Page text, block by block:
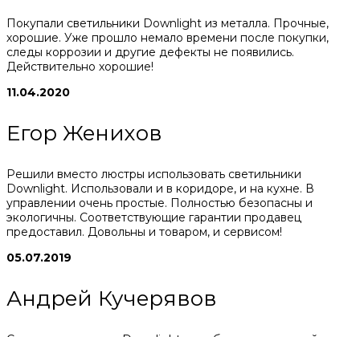
Покупали светильники Downlight из металла. Прочные,
хорошие. Уже прошло немало времени после покупки,
следы коррозии и другие дефекты не появились.
Действительно хорошие!
11.04.2020
Егор Женихов
Решили вместо люстры использовать светильники
Downlight. Использовали и в коридоре, и на кухне. В
управлении очень простые. Полностью безопасны и
экологичны. Соответствующие гарантии продавец
предоставил. Довольны и товаром, и сервисом!
05.07.2019
Андрей Кучерявов